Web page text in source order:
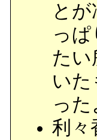
と
っ
たい
いた
った
利々